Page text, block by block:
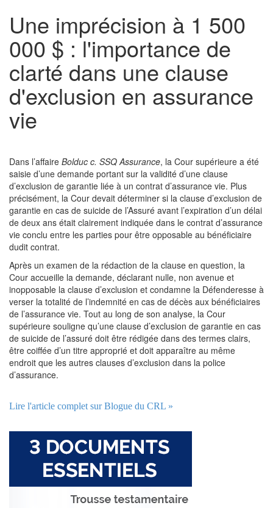
Une imprécision à 1 500
000 $ : l'importance de
clarté dans une clause
d'exclusion en assurance
vie
Dans l’affaire Bolduc c. SSQ Assurance, la Cour supérieure a été
saisie d’une demande portant sur la validité d’une clause
d’exclusion de garantie liée à un contrat d’assurance vie. Plus
précisément, la Cour devait déterminer si la clause d’exclusion de
garantie en cas de suicide de l’Assuré avant l’expiration d’un délai
de deux ans était clairement indiquée dans le contrat d’assurance
vie conclu entre les parties pour être opposable au bénéficiaire
dudit contrat.
Après un examen de la rédaction de la clause en question, la
Cour accueille la demande, déclarant nulle, non avenue et
inopposable la clause d’exclusion et condamne la Défenderesse à
verser la totalité de l’indemnité en cas de décès aux bénéficiaires
de l’assurance vie. Tout au long de son analyse, la Cour
supérieure souligne qu’une clause d’exclusion de garantie en cas
de suicide de l’assuré doit être rédigée dans des termes clairs,
être coiffée d’un titre approprié et doit apparaître au même
endroit que les autres clauses d’exclusion dans la police
d’assurance.
Lire l'article complet sur Blogue du CRL »